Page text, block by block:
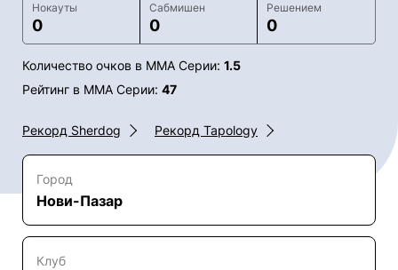
Нокауты
0
Сабмишен
0
Решением
0
Количество очков в ММА Серии: 1.5
Рейтинг в ММА Серии: 47
Рекорд Sherdog Рекорд Tapology
Город
Нови-Пазар
Клуб